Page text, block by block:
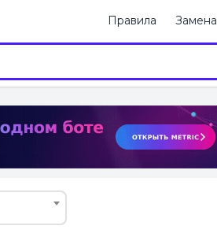
Правила Замена